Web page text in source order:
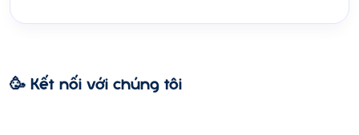
🥳 Kết nối với chúng tôi